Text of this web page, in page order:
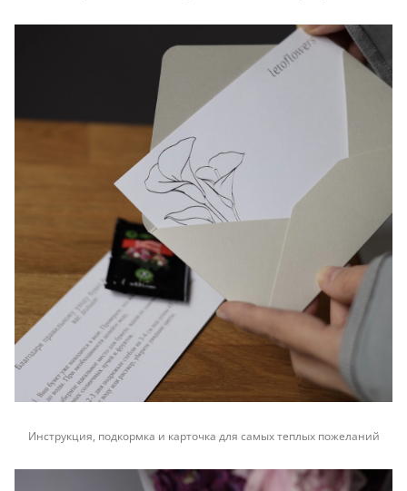
Инструкция, подкормка и карточка для самых теплых пожеланий